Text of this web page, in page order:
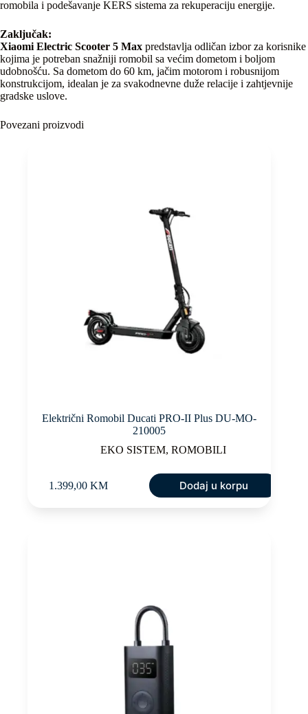
romobila i podešavanje KERS sistema za rekuperaciju energije.
Zaključak:
Xiaomi Electric Scooter 5 Max predstavlja odličan izbor za korisnike
kojima je potreban snažniji romobil sa većim dometom i boljom
udobnošću. Sa dometom do 60 km, jačim motorom i robusnijom
konstrukcijom, idealan je za svakodnevne duže relacije i zahtjevnije
gradske uslove.
Povezani proizvodi
Električni Romobil Ducati PRO-II Plus DU-MO-
210005
EKO SISTEM, ROMOBILI
1.399,00 KM Dodaj u korpu